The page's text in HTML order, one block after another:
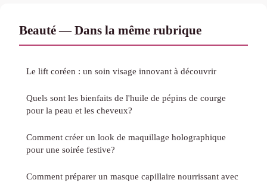
Beauté — Dans la même rubrique
Le lift coréen : un soin visage innovant à découvrir
Quels sont les bienfaits de l'huile de pépins de courge
pour la peau et les cheveux?
Comment créer un look de maquillage holographique
pour une soirée festive?
Comment préparer un masque capillaire nourrissant avec